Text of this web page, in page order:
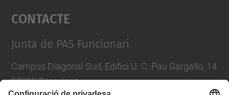
powered by
Contacte
Junta de PAS Funcionari
Campus Diagonal Sud, Edifici U. C. Pau Gargallo, 14
08028 Barcelona